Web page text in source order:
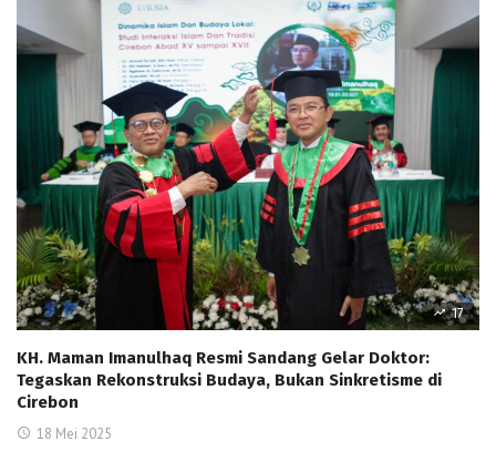
17
KH. Maman Imanulhaq Resmi Sandang Gelar Doktor:
Tegaskan Rekonstruksi Budaya, Bukan Sinkretisme di
Cirebon
18 Mei 2025